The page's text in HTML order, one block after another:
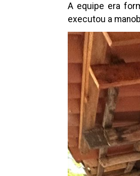
A equipe era
executou a